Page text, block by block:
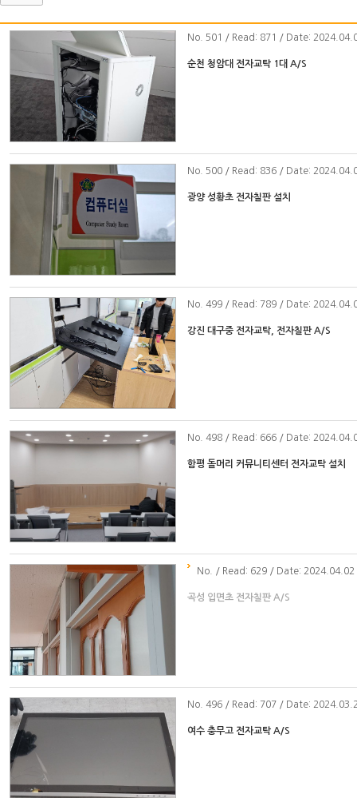
No . 501 / Read: 871 / Date:
순천 청암대 전자교탁 1대 A/S
No . 500 / Read: 836 / Date:
광양 성황초 전자칠판 설치
No . 499 / Read: 789 / Date:
강진 대구중 전자교탁, 전자칠판 A/S
No . 498 / Read: 666 / Date:
함평 돌머리 커뮤니티센터 전자교탁 설치
No . / Read: 629 / Date: 2024.04.02
곡성 입면초 전자칠판 A/S
No . 496 / Read: 707 / Date:
여수 충무고 전자교탁 A/S